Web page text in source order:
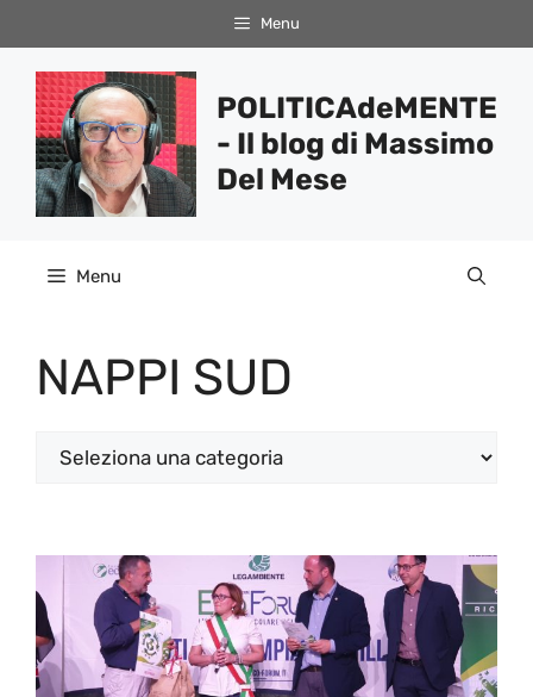
al
contenuto
Menu
POLITICAdeMENTE
- Il blog di Massimo
Del Mese
Menu
NAPPI SUD
Categorie